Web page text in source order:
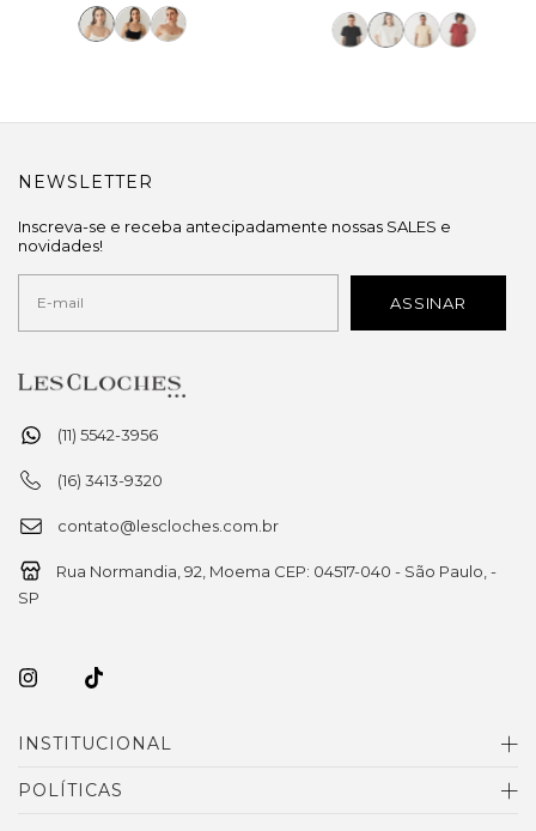
(11) 5542-3956
(16) 3413-9320
contato@lescloches.com.br
Rua Normandia, 92, Moema CEP: 04517-040 - São Paulo, -
SP
INSTITUCIONAL
POLÍTICAS
NEWSLETTER
Inscreva-se e receba antecipadamente nossas SALES e
novidades!